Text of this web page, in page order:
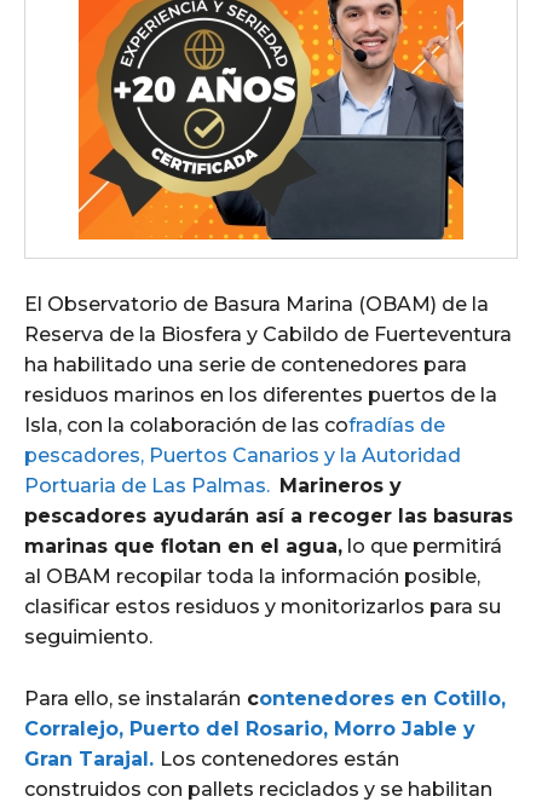
El Observatorio de Basura Marina (OBAM) de la
Reserva de la Biosfera y Cabildo de Fuerteventura
ha habilitado una serie de contenedores para
residuos marinos en los diferentes puertos de la
Isla, con la colaboración de las cofradías de
pescadores, Puertos Canarios y la Autoridad
Portuaria de Las Palmas. Marineros y
pescadores ayudarán así a recoger las basuras
marinas que flotan en el agua, lo que permitirá
al OBAM recopilar toda la información posible,
clasificar estos residuos y monitorizarlos para su
seguimiento.
Para ello, se instalarán contenedores en Cotillo,
Corralejo, Puerto del Rosario, Morro Jable y
Gran Tarajal. Los contenedores están
construidos con pallets reciclados y se habilitan